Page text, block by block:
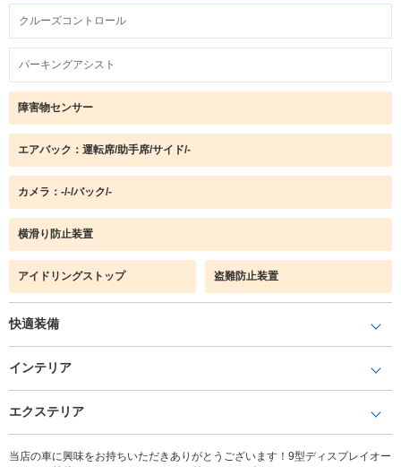
クルーズコントロール
パーキングアシスト
障害物センサー
エアバック：運転席/助手席/サイド/-
カメラ：-/-/バック/-
横滑り防止装置
アイドリングストップ 盗難防止装置
快適装備
インテリア
エクステリア
当店の車に興味をお持ちいただきありがとうございます！9型ディスプレイオー